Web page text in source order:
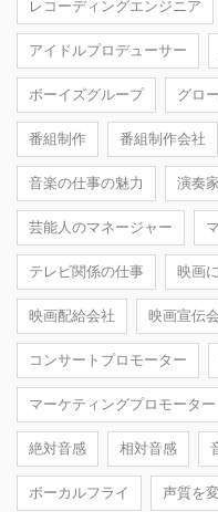
レコーディングエンジニア
アイドルプロデューサー
ボーイズグループ グロ
番組制作 番組制作会社
音楽の仕事の魅力 演奏家
芸能人のマネージャー
テレビ関係の仕事 映画
映画配給会社 映画宣伝
コンサートプロモーター
マーケティングプロモーター
絶対音感 相対音感
ボーカルフライ 声質を